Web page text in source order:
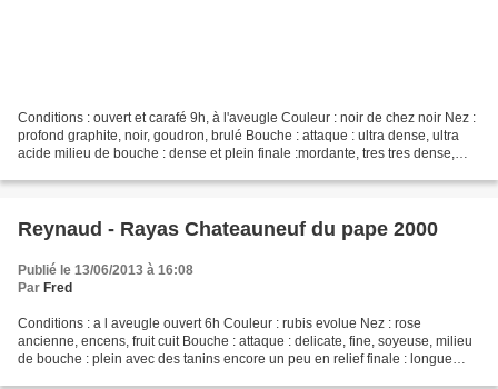
Conditions : ouvert et carafé 9h, à l'aveugle Couleur : noir de chez noir Nez :
profond graphite, noir, goudron, brulé Bouche : attaque : ultra dense, ultra
acide milieu de bouche : dense et plein finale :mordante, tres tres dense,
Reynaud - Rayas Chateauneuf du pape 2000
Publié le 13/06/2013 à 16:08
Par Fred
Conditions : a l aveugle ouvert 6h Couleur : rubis evolue Nez : rose
ancienne, encens, fruit cuit Bouche : attaque : delicate, fine, soyeuse, milieu
de bouche : plein avec des tanins encore un peu en relief finale : longue